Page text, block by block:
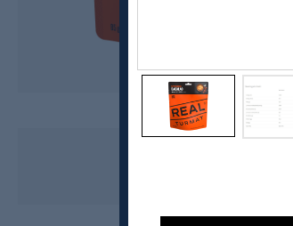
Real Turmat